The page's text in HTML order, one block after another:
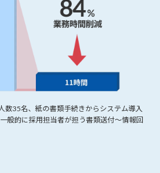
35名、紙の書類手続きからシステム導入
的に採用担当者が担う書類送付〜情報回